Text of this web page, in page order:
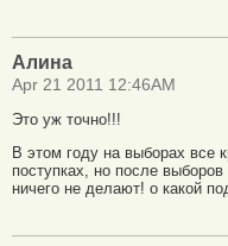
Алина
Apr 21 2011 12:46AM
Это уж точно!!!
В этом году на выборах все
поступках, но после
ничего не делают! о какой